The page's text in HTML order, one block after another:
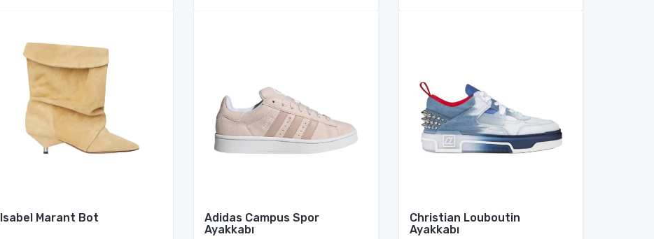
Isabel Marant Bot
Adidas Campus Spor
Ayakkabı
Christian Louboutin
Ayakkabı